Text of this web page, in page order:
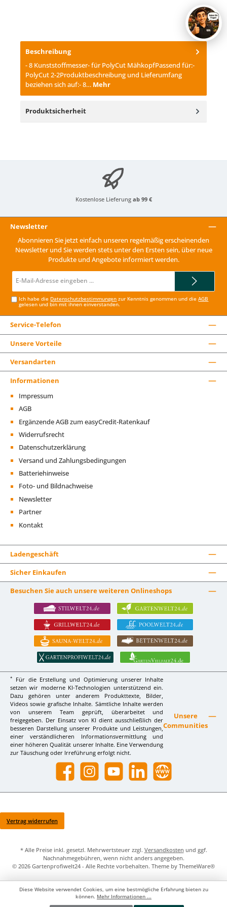
Beschreibung
- 8 Kunststoffmesser- für PolyCut MähkopfPassend für:-
PolyCut 2-2Produktbeschreibung und Lieferumfang
beziehen sich auf:- 8… Mehr
Produktsicherheit
Kostenlose Lieferung ab 99 €
Newsletter
Abonnieren Sie jetzt einfach unseren regelmäßig erscheinenden
Newsletter und Sie werden stets unter den Ersten sein, über neue
Produkte und Angebote informiert werden.
Mail-
Ich habe die Datenschutzbestimmungen zur Kenntnis genommen und dieAGB
gelesen und bin mit ihnen einverstanden.
Service-Telefon
Unsere Vorteile
Versandarten
Informationen
Impressum
AGB
Ergänzende AGB zum easyCredit-Ratenkauf
Widerrufsrecht
Datenschutzerklärung
Versand und Zahlungsbedingungen
Batteriehinweise
Foto- und Bildnachweise
Newsletter
Partner
Kontakt
Ladengeschäft
Sicher Einkaufen
Besuchen Sie auch unsere weiteren Onlineshops
*
Für die Erstellung und Optimierung unserer Inhalte
setzen wir moderne KI-Technologien unterstützend ein.
Dazu gehören unter anderem Produkttexte, Bilder,
Videos sowie grafische Inhalte. Sämtliche Inhalte werden
von unserem Team geprüft, überarbeitet und
freigegeben. Der Einsatz von KI dient ausschließlich der
besseren Darstellung unserer Produkte und Leistungen,
einer verständlicheren Informationsvermittlung und
einer höheren Qualität unserer Inhalte. Eine Verwendung
zur Täuschung oder Irreführung erfolgt nicht.
Unsere
Communities
Facebook InstagramYouTube LinkedIn Website
Vertrag widerrufen
* Alle Preise inkl. gesetzl. Mehrwertsteuer zzgl. Versandkosten und ggf.
Nachnahmegebühren, wenn nicht anders angegeben.
© 2026 Gartenprofiwelt24 - Alle Rechte vorbehalten. Theme by ThemeWare®
Diese Website verwendet Cookies, um eine bestmögliche Erfahrung bieten zu
können. Mehr Informationen ...